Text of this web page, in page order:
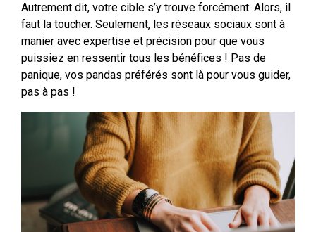
Autrement dit, votre cible s’y trouve forcément. Alors, il
faut la toucher. Seulement, les réseaux sociaux sont à
manier avec expertise et précision pour que vous
puissiez en ressentir tous les bénéfices ! Pas de
panique, vos pandas préférés sont là pour vous guider,
pas à pas !